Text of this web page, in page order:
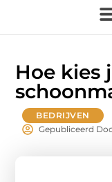
Hoe kies
BEDRIJVEN
Gepubliceerd